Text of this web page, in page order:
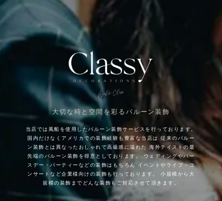
大切な時と空間を彩るバルーン装飾
当店では風船を使用したバルーン装飾サービスを行っております。
国内だけなくアメリカでの装飾経験も豊富な当店は
従来のバルー
ン装飾とは異なったおしゃれで高級感に溢れた
海外テイストの最
先端のバルーン装飾を得意としております。
ウェディングやバー
スデー・パーティーなどの装飾はもちろん
イベントやライブ・コ
ンサートなど企業様向けの装飾も行っております。
小規模から大
規模の装飾までどんな装飾もご対応させて頂きます。